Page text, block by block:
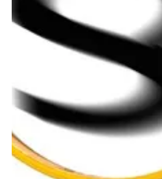
1 Min. Lesezeit
VERMISCHTES
Freilichttheater 2025 in
Einhorn – Kitsch-Revue
Die Erlinsbacher Bühne lädt im